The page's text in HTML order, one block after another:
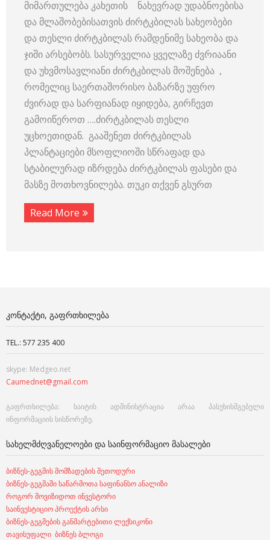
მიმართულება კახეთის ნახევრად უდაბნოებისა
და მლაშობებისათვის ძირტკბილას სახეობები
და თესლი ძირტკბილას რამდენიმე სახეობა და
ჯიში არსებობს. სასურველია ყველაზე ძვრიაანი
და უხვმოსავლიანი ძირტკბილას მოშენება ,
რომელიც საერთაშორისო ბაზარზე უფრო
ძვირად და სარფიანად იყიდება, გირჩევთ
გამოიწეროთ ….ძირტკბილას თესლი
უცხოეთიდან. გააშენეთ ძირტკბილას
პლანტაციები მსოფლიოში სწრაფად და
სტაბილურად იზრდება ძირტკბილას ფასები და
მასზე მოთხოვნილება. თუკი თქვენ გსურთ
Read More
ᲙᲝᲜᲢᲐᲥᲢᲘ, ᲒᲐᲤᲠᲗᲮᲘᲚᲔᲑᲐ
TEL.: 577 235 400
skype: Medgeo.net
Caumednet@gmail.com
გაფრთხილება: საიტის ადმინისტრაცია არაა პასუხისმგებელი
ინფორმაციის სისწორეზე.
ᲡᲐᲮᲔᲚᲛᲫᲦᲕᲐᲜᲔᲚᲝᲔᲑᲘ ᲓᲐ ᲡᲐᲘᲜᲤᲝᲠᲛᲐᲪᲘᲝ ᲛᲐᲡᲐᲚᲔᲑᲘ
ბიზნეს-გეგმის მომზადების მეთოდური
ბიზნეს-გეგმაში საწარმოთა საფინანსო ანალიზი
როგორ მოვიზიდოთ ინვესტორი
საინვესტიციო პროექტის არსი
ბიზნეს-გეგმების განმარტებითი ლექსიკონი
თავისუფალი ბიზნეს ბლოგი